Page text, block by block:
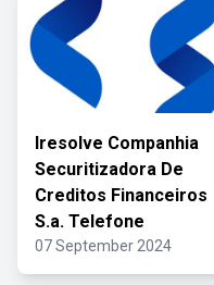
Iresolve Companhia
Securitizadora De
Creditos Financeiros
S.a. Telefone
07 September 2024